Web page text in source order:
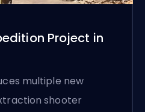
Project in
multiple new
shooter